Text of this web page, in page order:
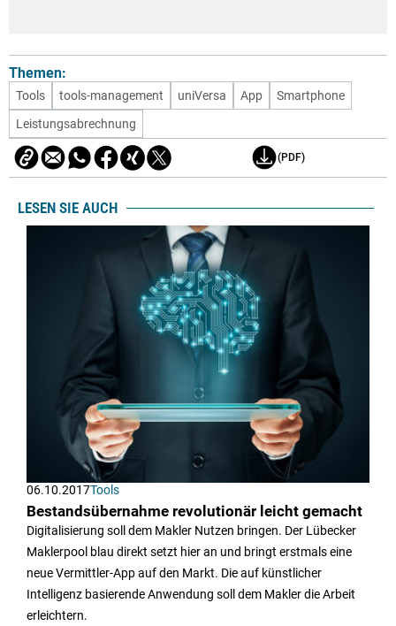
Themen:
Tools tools-management uniVersa App
Smartphone
Leistungsabrechnung
(PDF)
LESEN SIE AUCH
06.10.2017Tools
Bestandsübernahme revolutionär leicht gemacht
Digitalisierung soll dem Makler Nutzen bringen. Der Lübecker
Maklerpool blau direkt setzt hier an und bringt erstmals eine
neue Vermittler-App auf den Markt. Die auf künstlicher
Intelligenz basierende Anwendung soll dem Makler die Arbeit
erleichtern.